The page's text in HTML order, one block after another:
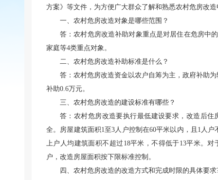
方案》等文件，为方便广大群众了解和熟悉农村危房改
一、农村危房改造对象是哪些范围？
答：农村危房改造补助对象重点是对居住在危房中
家庭等4类重点对象。
二、农村危房改造补助标准是什么？
答：农村危房改造资金以农户自筹为主，政府补助
补助0.6万元。
三、农村危房改造的建设标准有哪些？
答：农村危房改造要执行最低建设要求，改造后
全。房屋建筑面积1至3人户控制在60平米以内，且1人
上户人均建筑面积不超过18平米，不得低于13平米。
户，改造房屋面积按下限标准控制。
四、农村危房改造的改造方式和完成时限的具体要求